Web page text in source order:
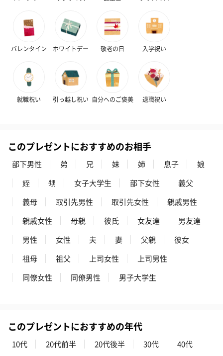
バレンタイン ホワイトデー 敬老の日 入学祝い
就職祝い 引っ越し祝い 自分へのご褒美 退職祝い
このプレゼントにおすすめのお相手
部下男性 弟 兄 妹 姉 息子
娘
姪
甥 女子大学生 部下女性
義父
義母
取引先男性 取引先女性
親戚男性
親戚女性
母親 彼氏 女友達
男友達
男性
女性 夫 妻 父親
彼女
祖母
祖父 上司女性
上司男性
同僚女性
同僚男性 男子大学生
このプレゼントにおすすめの年代
10代 20代前半 20代後半 30代
40代